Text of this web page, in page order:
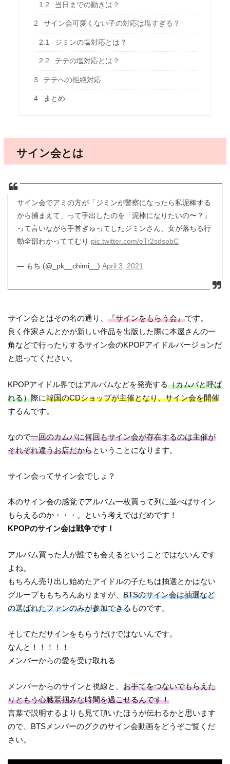
1.2 当日までの動きは？
2 サイン会可愛くない子の対応は塩すぎる？
2.1 ジミンの塩対応とは？
2.2 テテの塩対応とは？
3 テテへの拒絶対応
4 まとめ
サイン会とは
サイン会でアミの方が「ジミンが警察になったら私泥棒する
から捕まえて」って手出したのを「泥棒になりたいの〜？」
って言いながら手首ぎゅってしたジミンさん、女が落ちる行
動全部わかっててむり pic.twitter.com/eTr2sdsobC
— もち (@_pk__chimi__) April 3, 2021
サイン会とはその名の通り、『サインをもらう会』です。
良く作家さんとかが新しい作品を出版した際に本屋さんの一
角などで行ったりするサイン会のKPOPアイドルバージョンだ
と思ってください。
KPOPアイドル界ではアルバムなどを発売する（カムバと呼ば
れる）際に韓国のCDショップが主催となり、サイン会を開催
するんです。
なので一回のカムバに何回もサイン会が存在するのは主催が
それぞれ違うお店だからということになります。
サイン会ってサイン会でしょ？
本のサイン会の感覚でアルバム一枚買って列に並べばサイン
もらえるのか・・・。という考えではだめです！
KPOPのサイン会は戦争です！
アルバム買った人が誰でも会えるということではないんです
よね。
もちろん売り出し始めたアイドルの子たちは抽選とかはない
グループももちろんありますが、BTSのサイン会は抽選など
の選ばれたファンのみが参加できるものです。
そしてただサインをもらうだけではないんです。
なんと！！！！！
メンバーからの愛を受け取れる
メンバーからのサインと視線と、お手てをつないでもらえた
りともう心臓鷲掴みな時間を過ごせるんです！
言葉で説明するよりも見て頂いたほうが伝わるかと思います
ので、BTSメンバーのグクのサイン会動画をどうぞご覧くだ
さい。